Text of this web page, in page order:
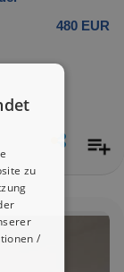
480 EUR
zu
/